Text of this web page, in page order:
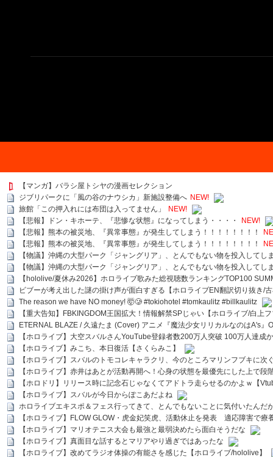
【マンガ】バラシ屋トシヤの漫画セレクション
ジブリパークに「風の谷のナウシカ」新施設整備へ NEW!
旅館「この押入れには布団は入ってません」
NEW!
【悲報】ドン・キホーテ、『悲惨な状態』になってしまう・・・・
NEW!
【悲報】熊本の被災地、『異常事態』が発生してしまう！！！！！！！！
【悲報】熊本の被災地、『異常事態』が発生してしまう！！！！！！！！
【物議】沖縄の大型パーク「ジャングリア」、とんでもない物を投入してし
【物議】沖縄の大型パーク「ジャングリア」、とんでもない物を投入してし
【hololive/夏休み2026】ホロライブ歌みた総視聴数ランキングTOP100
ビブーが考え出した謎の掛け声が面白すぎる【ホロライブEN翻訳切り抜き/
The reason we have NO money! 🤯🥲 #tokiohotel #tomkaulitz #billkaulitz
【重大告知】FBKINGDOM王国拡大！情報解禁SPじゃい【ホロライブ/白上
ETERNAL BLAZE / 久遠たま (Cover) アニメ『魔法少女リリカルなのはA's』
【ホロライブ】大空スバルさんYouTube登録者数200万人突破 100万人達成
【ホロライブ】みこち、本日復活【さくらみこ】
【ホロライブ】スバルのトモコレキャラクリ、今のところマリンフブキに
【ホロライブ】赤井はあとが活動再開へ！心身の状態を最優先にした上で段
【ホロドリ】リリース時に記念石じゃなくてアドトラ走らせるのかよｗ【
【ホロライブ】スバルが今日からぽこあだよね
ホロライブエキスポ＆フェス行ってきて、とんでもないことに気付いたんだ
【ホロライブ】FLOW GLOW・虎金妃笑虎、活動休止を発表 適応障害で療
【ホロライブ】マリオテニス大会も最強と最弱決めたら面白そうだな
【ホロライブ】真面目な話するとマリアやり過ぎではあったな
【ホロライブ】改めてラジオ体操の有能さを感じた【ホロライブ/hololive】